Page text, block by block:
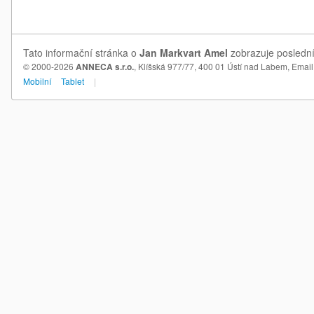
Tato informační stránka o Jan Markvart Amel zobrazuje
© 2000-2026 ANNECA s.r.o., Klíšská 977/77, 400 01 Ústí nad Labem,
Mobilní
Tablet |